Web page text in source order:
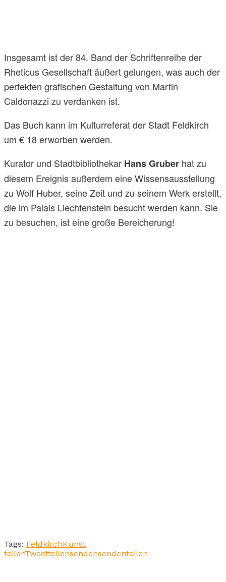
Insgesamt ist der 84. Band der Schriftenreihe der
Rheticus Gesellschaft äußert gelungen, was auch der
perfekten grafischen Gestaltung von Martin
Caldonazzi zu verdanken ist.
Das Buch kann im Kulturreferat der Stadt Feldkirch
um € 18 erworben werden.
Kurator und Stadtbibliothekar Hans Gruber hat zu
diesem Ereignis außerdem eine Wissensausstellung
zu Wolf Huber, seine Zeit und zu seinem Werk erstellt,
die im Palais Liechtenstein besucht werden kann. Sie
zu besuchen, ist eine große Bereicherung!
Tags: FeldkirchKunst
teilenTweetteilensendensendenteilen